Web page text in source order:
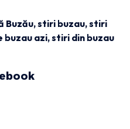
Buzău,stiri buzau,stiri
buzau azi,stiri din buzau